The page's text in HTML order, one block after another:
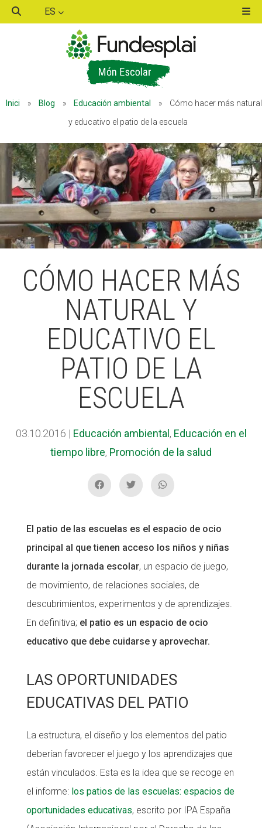
ES
Inici » Blog » Educación ambiental »
Cómo hacer más natural
y educativo el patio de la escuela
CÓMO HACER MÁS
NATURAL Y
EDUCATIVO EL
PATIO DE LA
ESCUELA
03.10.2016 | Educación ambiental , Educación en el
tiempo libre, Promoción de la salud
El patio de las escuelas es el espacio de ocio
principal al que tienen acceso los niños y niñas
durante la jornada escolar, un espacio de juego,
de movimiento, de relaciones sociales, de
descubrimientos, experimentos y de aprendizajes.
En definitiva; el patio es un espacio de ocio
educativo que debe cuidarse y aprovechar.
LAS OPORTUNIDADES
EDUCATIVAS DEL PATIO
La estructura, el diseño y los elementos del patio
deberían favorecer el juego y los aprendizajes que
están vinculados. Esta es la idea que se recoge en
el informe:los patios de las escuelas: espacios de
oportunidades educativas, escrito por IPA España
ACTIVITATS D'ESTIU
MÓN ESCOLAR
ALBERG CENTRE ESPLAI
FORMACIÓ
ACCIÓ SOCIAL I JOVES
ESPLAIS
SUPORT TERCER SECTOR
CONEIX FUNDESPLAI
La Fundació
Missió i valors
Els comptes clars
Proposta educativa
Notícies
Diari de la Fundació
Fundesplai als mitjans